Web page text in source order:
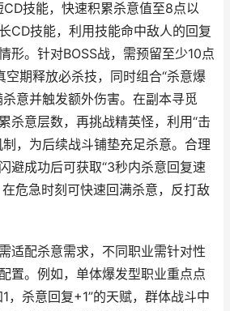
技能，快速积累杀意值至8点以
CD技能，利用技能命中敌人的回复
形。针对BOSS战，需预留至少10点
空期释放必杀技，同时组合“杀意爆
意并触发额外伤害。在副本寻觅
杀意层数，再挑战精英怪，利用“击
，为后续战斗铺垫充足杀意。合理
避成功后可获取“3秒内杀意回复速
危急时刻可快速回满杀意，反打敌
适配杀意需求，不同职业需针对性
置。例如，单体爆发型职业重点点
，杀意回复+1”的天赋，群体战斗中